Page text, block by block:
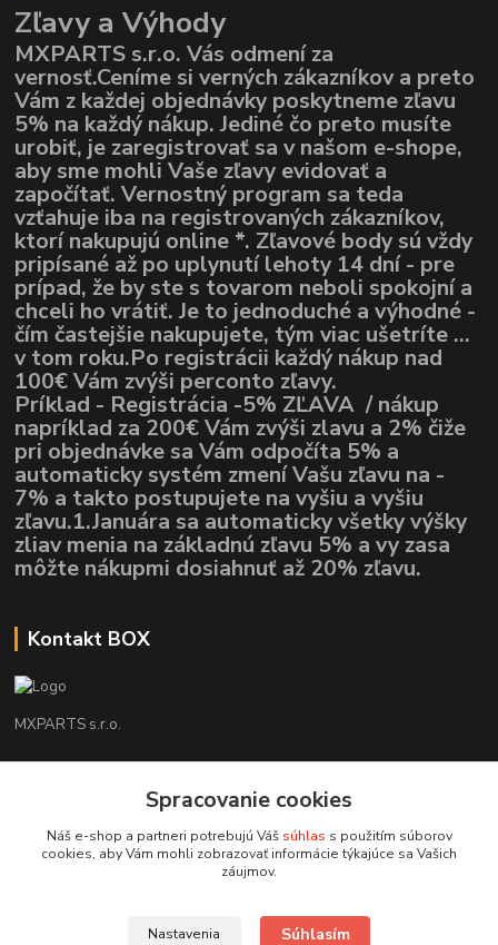
Zľavy a Výhody
MXPARTS s.r.o. Vás odmení za
vernosť.Ceníme si verných zákazníkov a preto
Vám z každej objednávky poskytneme zľavu
5% na každý nákup. Jediné čo preto musíte
urobiť, je zaregistrovať sa v našom e-shope,
aby sme mohli Vaše zľavy evidovať a
započítať. Vernostný program sa teda
vzťahuje iba na registrovaných zákazníkov,
ktorí nakupujú online *. Zľavové body sú vždy
pripísané až po uplynutí lehoty 14 dní - pre
prípad, že by ste s tovarom neboli spokojní a
chceli ho vrátiť. Je to jednoduché a výhodné -
čím častejšie nakupujete, tým viac ušetríte ...
v tom roku.Po registrácii každý nákup nad
100€ Vám zvýši perconto zľavy.
Príklad - Registrácia -5% ZĽAVA / nákup
napríklad za 200€ Vám zvýši zlavu a 2% čiže
pri objednávke sa Vám odpočíta 5% a
automaticky systém zmení Vašu zľavu na -
7% a takto postupujete na vyšiu a vyšiu
zľavu.1.Januára sa automaticky všetky výšky
zliav menia na základnú zľavu 5% a vy zasa
môžte nákupmi dosiahnuť až 20% zľavu.
Kontakt BOX
MXPARTS s.r.o.
+421948260186
motokrossk@gmail.com
Spracovanie cookies
Náš e-shop a partneri potrebujú Váš súhlas s použitím súborov
cookies, aby Vám mohli zobrazovať informácie týkajúce sa Vašich
záujmov.
Nastavenia Súhlasím